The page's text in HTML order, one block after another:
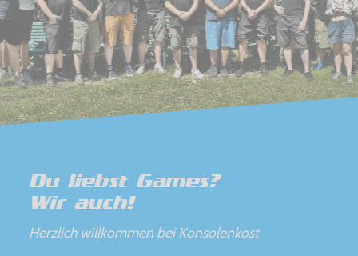
Du liebst Games?
Wir auch!
Herzlich willkommen bei Konsolenkost